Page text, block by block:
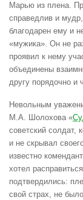
Марью из плена.
справедлив и
благодарен ему и
«мужика». Он не
проявил к нему
объединены
другу порядочно и
Невольным
М.А. Шолохова «
советский солдат,
и не скрывал
известно
хотел
подтвердились:
свой страх, не